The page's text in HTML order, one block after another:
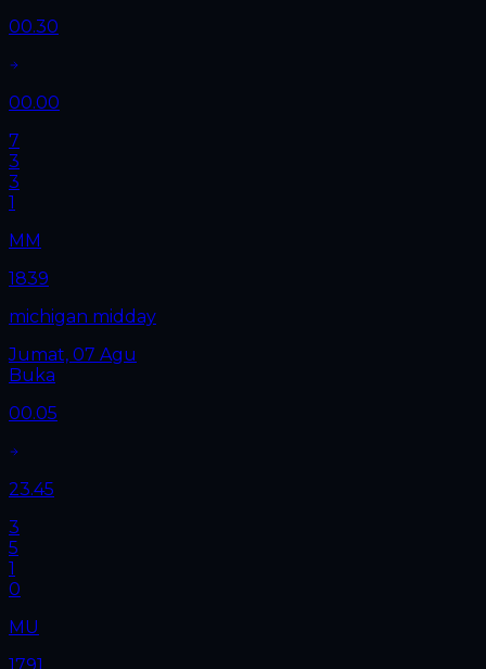
00.30
00.00
7
3
3
1
MM
1839
michigan midday
Jumat, 07 Agu
Buka
00.05
23.45
3
5
1
0
MU